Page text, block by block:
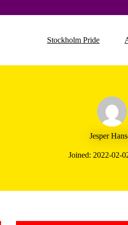
Stockholm Pride
Jesper
Joined: 2022-02-